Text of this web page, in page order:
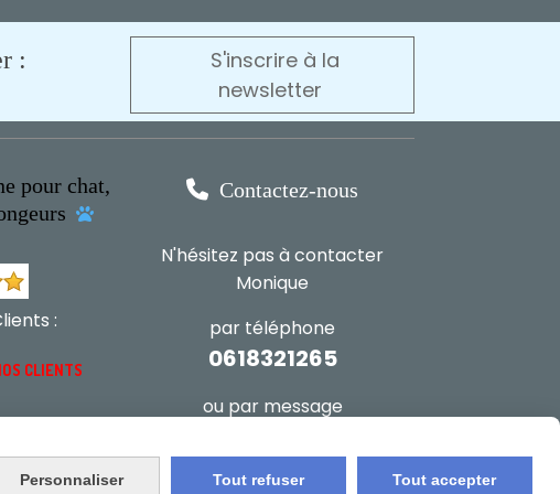
:
S'inscrire à la
newsletter
pour chat,

:
CLIENTS
 Contactez-nous
N'hésitez pas à contacter
Monique
par téléphone
0618321265
ou par message
ENVOYER UN MESSAGE
Personnaliser Tout refuser Tout accepter